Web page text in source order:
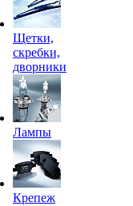
Щетки,
скребки,
дворники
Лампы
Крепеж